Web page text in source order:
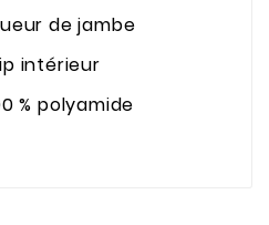
de jambe
intérieur
% polyamide